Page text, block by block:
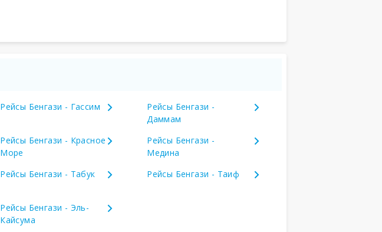
Рейсы Бенгази - Гассим
Рейсы Бенгази -
Даммам
Рейсы Бенгази - Красное
Море
Рейсы Бенгази -
Медина
Рейсы Бенгази - Табук Рейсы Бенгази - Таиф
Рейсы Бенгази - Эль-
Кайсума